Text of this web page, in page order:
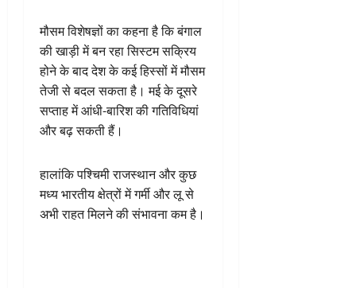
मौसम विशेषज्ञों का कहना है कि बंगाल
की खाड़ी में बन रहा सिस्टम सक्रिय
होने के बाद देश के कई हिस्सों में मौसम
तेजी से बदल सकता है। मई के दूसरे
सप्ताह में आंधी-बारिश की गतिविधियां
और बढ़ सकती हैं।
हालांकि पश्चिमी राजस्थान और कुछ
मध्य भारतीय क्षेत्रों में गर्मी और लू से
अभी राहत मिलने की संभावना कम है।